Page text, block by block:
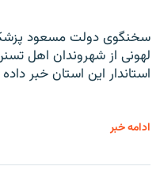
سخنگوی دولت مسعود
لهونی از شهروندان اهل
استاندار این استان خبر
ادامه خبر